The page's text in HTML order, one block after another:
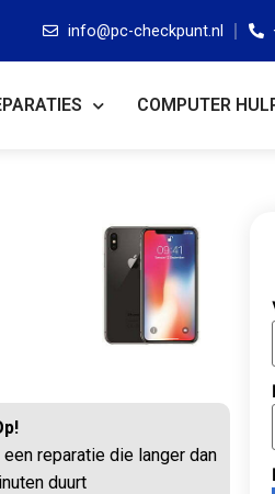
info@pc-checkpunt.nl
COMPUTER
reparatie die langer dan
duurt